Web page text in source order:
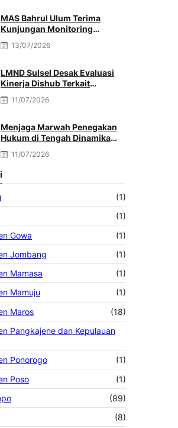
MAS Bahrul Ulum Terima
Kunjungan Monitoring
Madrasah Nasional
13/07/2026
LMND Sulsel Desak Evaluasi
Kinerja Dishub Terkait
Antrean Solar
11/07/2026
Menjaga Marwah Penegakan
Hukum di Tengah Dinamika
Oleh: Muh. Afriansyah
11/07/2026
(1)
(1)
Gowa
(1)
Jombang
(1)
Mamasa
(1)
Mamuju
(1)
Maros
(18)
Pangkajene dan Kepulauan
Ponorogo
(1)
Poso
(1)
(89)
(8)